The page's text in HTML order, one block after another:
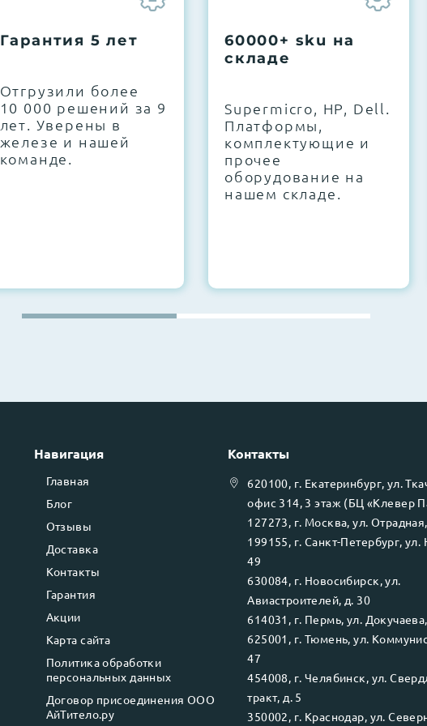
Гарантия 5 лет
Отгрузили более
10 000 решений за 9
лет. Уверены в
железе и нашей
команде.
60000+ sku на
складе
Supermicro, HP, Dell.
Платформы,
комплектующие и
прочее
оборудование на
нашем складе.
Навигация
Главная
Блог
Отзывы
Доставка
Контакты
Гарантия
Акции
Карта сайта
Политика обработки
персональных данных
Договор присоединения ООО
АйТитело.ру
Контакты
620100, г. Екатеринбург, ул.
офис 314, 3 этаж (БЦ «Клевер
127273, г. Москва, ул.
199155, г. Санкт-Петербург, ул.
49
630084, г. Новосибирск, ул.
Авиастроителей, д. 30
614031 , г. Пермь, ул.
625001 , г. Тюмень, ул.
47
454008, г. Челябинск, ул.
тракт, д. 5
350002, г. Краснодар, ул.